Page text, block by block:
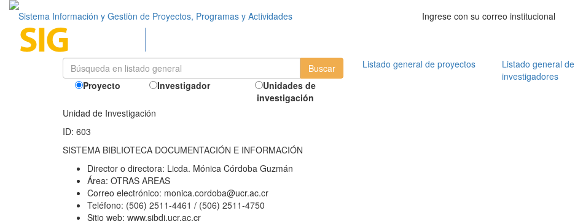
Sistema Información y Gestiòn de Proyectos, Programas y Actividades Ingrese con su correo institucional
Proyecto Investigador
Unidades de
investigación
Listado general de proyectos
Listado general de
investigadores
Unidad de Investigación
ID: 603
SISTEMA BIBLIOTECA DOCUMENTACIÓN E INFORMACIÓN
Director o directora: Licda. Mónica Córdoba Guzmán
Área: OTRAS AREAS
Correo electrónico: monica.cordoba@ucr.ac.cr
Teléfono: (506) 2511-4461 / (506) 2511-4750
Sitio web: www.sibdi.ucr.ac.cr